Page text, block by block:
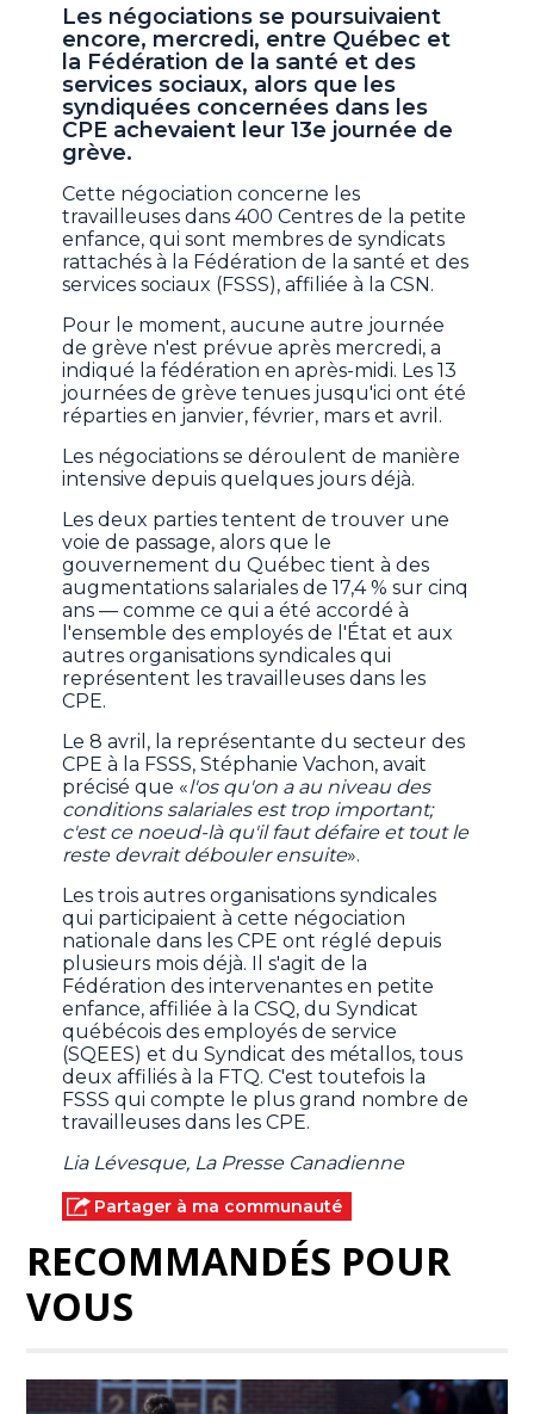
Les négociations se poursuivaient
encore, mercredi, entre Québec et
la Fédération de la santé et des
services sociaux, alors que les
syndiquées concernées dans les
CPE achevaient leur 13e journée de
grève.
Cette négociation concerne les
travailleuses dans 400 Centres de la petite
enfance, qui sont membres de syndicats
rattachés à la Fédération de la santé et des
services sociaux (FSSS), affiliée à la CSN.
Pour le moment, aucune autre journée
de grève n'est prévue après mercredi, a
indiqué la fédération en après-midi. Les 13
journées de grève tenues jusqu'ici ont été
réparties en janvier, février, mars et avril.
Les négociations se déroulent de manière
intensive depuis quelques jours déjà.
Les deux parties tentent de trouver une
voie de passage, alors que le
gouvernement du Québec tient à des
augmentations salariales de 17,4 % sur cinq
ans — comme ce qui a été accordé à
l'ensemble des employés de l'État et aux
autres organisations syndicales qui
représentent les travailleuses dans les
CPE.
Le 8 avril, la représentante du secteur des
CPE à la FSSS, Stéphanie Vachon, avait
précisé que «l'os qu'on a au niveau des
conditions salariales est trop important;
c'est ce noeud-là qu'il faut défaire et tout le
reste devrait débouler ensuite».
Les trois autres organisations syndicales
qui participaient à cette négociation
nationale dans les CPE ont réglé depuis
plusieurs mois déjà. Il s'agit de la
Fédération des intervenantes en petite
enfance, affiliée à la CSQ, du Syndicat
québécois des employés de service
(SQEES) et du Syndicat des métallos, tous
deux affiliés à la FTQ. C'est toutefois la
FSSS qui compte le plus grand nombre de
travailleuses dans les CPE.
Lia Lévesque, La Presse Canadienne
Partager à ma communauté
RECOMMANDÉS POUR
VOUS